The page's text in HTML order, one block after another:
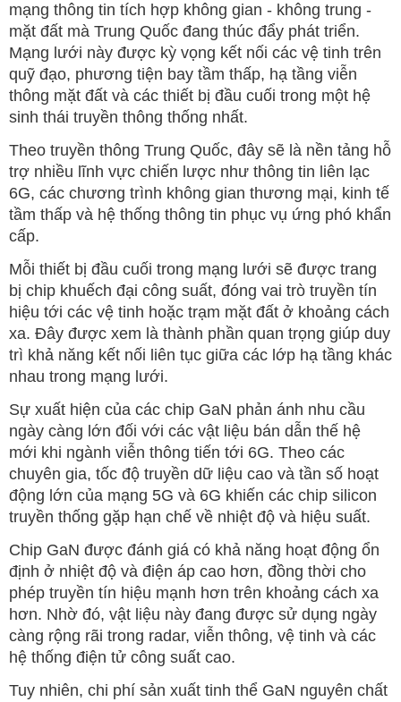
mạng thông tin tích hợp không gian - không trung -
mặt đất mà Trung Quốc đang thúc đẩy phát triển.
Mạng lưới này được kỳ vọng kết nối các vệ tinh trên
quỹ đạo, phương tiện bay tầm thấp, hạ tầng viễn
thông mặt đất và các thiết bị đầu cuối trong một hệ
sinh thái truyền thông thống nhất.
Theo truyền thông Trung Quốc, đây sẽ là nền tảng hỗ
trợ nhiều lĩnh vực chiến lược như thông tin liên lạc
6G, các chương trình không gian thương mại, kinh tế
tầm thấp và hệ thống thông tin phục vụ ứng phó khẩn
cấp.
Mỗi thiết bị đầu cuối trong mạng lưới sẽ được trang
bị chip khuếch đại công suất, đóng vai trò truyền tín
hiệu tới các vệ tinh hoặc trạm mặt đất ở khoảng cách
xa. Đây được xem là thành phần quan trọng giúp duy
trì khả năng kết nối liên tục giữa các lớp hạ tầng khác
nhau trong mạng lưới.
Sự xuất hiện của các chip GaN phản ánh nhu cầu
ngày càng lớn đối với các vật liệu bán dẫn thế hệ
mới khi ngành viễn thông tiến tới 6G. Theo các
chuyên gia, tốc độ truyền dữ liệu cao và tần số hoạt
động lớn của mạng 5G và 6G khiến các chip silicon
truyền thống gặp hạn chế về nhiệt độ và hiệu suất.
Chip GaN được đánh giá có khả năng hoạt động ổn
định ở nhiệt độ và điện áp cao hơn, đồng thời cho
phép truyền tín hiệu mạnh hơn trên khoảng cách xa
hơn. Nhờ đó, vật liệu này đang được sử dụng ngày
càng rộng rãi trong radar, viễn thông, vệ tinh và các
hệ thống điện tử công suất cao.
Tuy nhiên, chi phí sản xuất tinh thể GaN nguyên chất